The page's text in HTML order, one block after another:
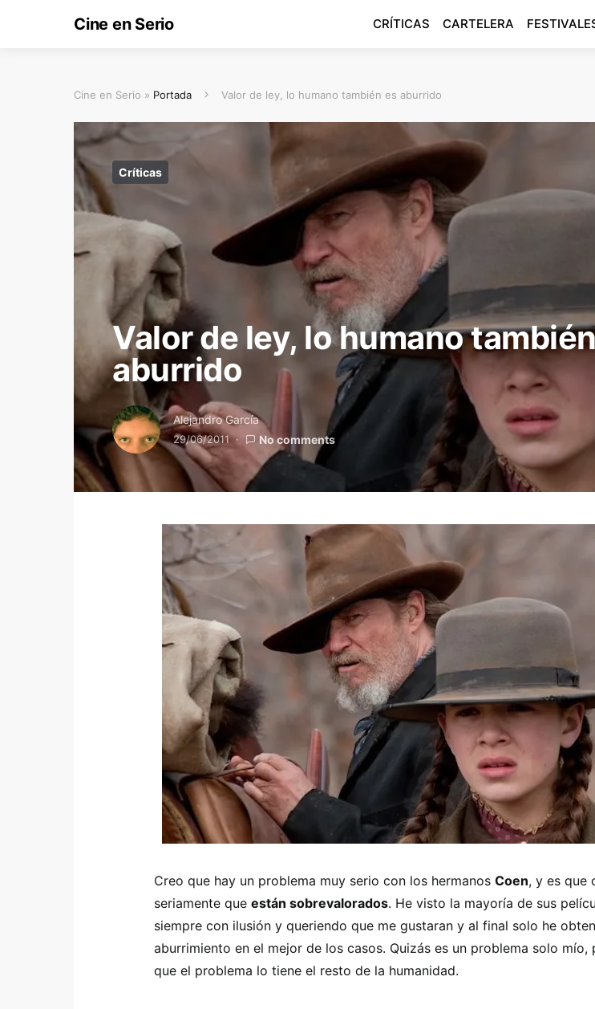
Cine en Serio CRÍTICAS CARTELERA
Cine en Serio » Portada Valor de ley, lo humano también es aburrido
Críticas
Valor de ley, lo humano
aburrido
Alejandro García
29/06/2011 No comments
Creo que hay un problema muy serio con los hermanos Coen, y es que
seriamente que están sobrevalorados. He visto la mayoría de sus
siempre con ilusión y queriendo que me gustaran y al final solo he
aburrimiento en el mejor de los casos. Quizás es un problema solo mío,
que el problema lo tiene el resto de la humanidad.